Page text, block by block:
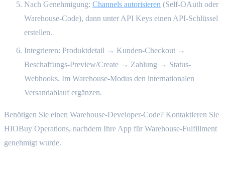
Nach Genehmigung: Channels autorisieren (Self-OAuth oder
Warehouse-Code), dann unter API Keys einen API-Schlüssel
erstellen.
Integrieren: Produktdetail → Kunden-Checkout →
Beschaffungs-Preview/Create → Zahlung → Status-
Webhooks. Im Warehouse-Modus den internationalen
Versandablauf ergänzen.
Benötigen Sie einen Warehouse-Developer-Code? Kontaktieren Sie
HIOBuy Operations, nachdem Ihre App für Warehouse-Fulfillment
genehmigt wurde.